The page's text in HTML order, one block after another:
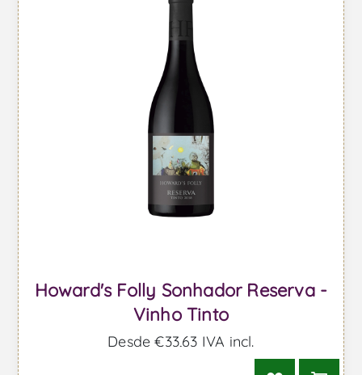
Howard's Folly Sonhador Reserva -
Vinho Tinto
Desde €33,63 IVA incl.